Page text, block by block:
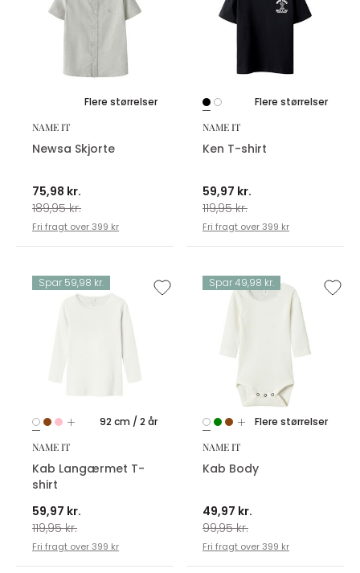
Flere størrelser
NAME IT
Newsa Skjorte
75,98 kr.
189,95 kr.
Fri fragt over 399 kr
Flere størrelser
NAME IT
Ken T-shirt
59,97 kr.
119,95 kr.
Fri fragt over 399 kr
Spar 59,98 kr.
92 cm / 2 år
NAME IT
Kab Langærmet T-
shirt
59,97 kr.
119,95 kr.
Fri fragt over 399 kr
Spar 49,98 kr.
Flere størrelser
NAME IT
Kab Body
49,97 kr.
99,95 kr.
Fri fragt over 399 kr